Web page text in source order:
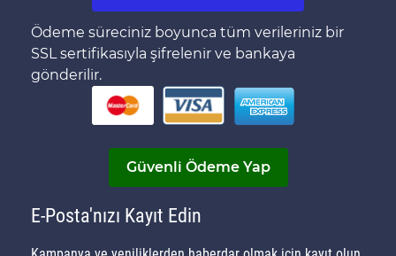
Ödeme süreciniz boyunca tüm verileriniz bir
SSL sertifikasıyla şifrelenir ve bankaya
gönderilir.
Güvenli Ödeme Yap
E-Posta'nızı Kayıt Edin